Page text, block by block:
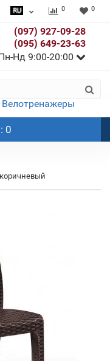
0 0
(097) 927-09-28
(095) 649-23-63
Нд 9:00-20:00
Велотренажеры
: 0